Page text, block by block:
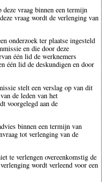
vraag binnen een termijn
vraag wordt de verlenging van
onderzoek ter plaatse ingesteld
en die door deze
één lid de werknemers
één lid de deskundigen en door
stelt een verslag op van dit
de leden van het
voorgelegd aan de
binnen een termijn van
tot verlenging van de
te verlengen overeenkomstig de
wordt verleend voor een